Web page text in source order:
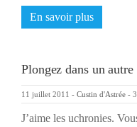
En savoir plus
Plongez dans un
11 juillet 2011 - Custin d'Astrée -
J’aime les uchronies.